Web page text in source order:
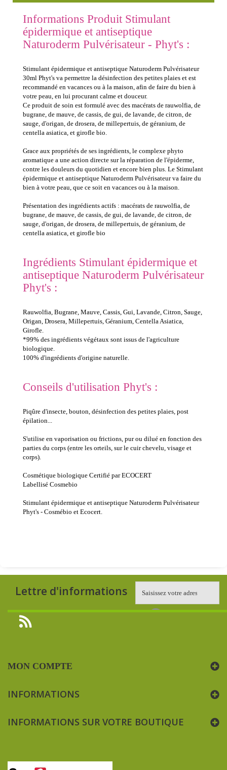
Informations Produit Stimulant
épidermique et antiseptique
Naturoderm Pulvérisateur - Phyt's :
Stimulant épidermique et antiseptique Naturoderm Pulvérisateur
30ml Phyt's va permettre la désinfection des petites plaies et est
recommandé en vacances ou à la maison, afin de faire du bien à
votre peau, en lui procurant calme et douceur.
Ce produit de soin est formulé avec des macérats de rauwolfia, de
bugrane, de mauve, de cassis, de gui, de lavande, de citron, de
sauge, d'origan, de drosera, de millepertuis, de géranium, de
centella asiatica, et girofle bio.
Grace aux propriétés de ses ingrédients, le complexe phyto
aromatique a une action directe sur la réparation de l'épiderme,
contre les douleurs du quotidien et encore bien plus. Le Stimulant
épidermique et antiseptique Naturoderm Pulvérisateur va faire du
bien à votre peau, que ce soit en vacances ou à la maison.
Présentation des ingrédients actifs : macérats de rauwolfia, de
bugrane, de mauve, de cassis, de gui, de lavande, de citron, de
sauge, d'origan, de drosera, de millepertuis, de géranium, de
centella asiatica, et girofle bio
Ingrédients Stimulant épidermique et
antiseptique Naturoderm Pulvérisateur
Phyt's :
Rauwolfia, Bugrane, Mauve, Cassis, Gui, Lavande, Citron, Sauge,
Origan, Drosera, Millepertuis, Géranium, Centella Asiatica,
Girofle.
*99% des ingrédients végétaux sont issus de l'agriculture
biologique.
100% d'ingrédients d'origine naturelle.
Conseils d'utilisation Phyt's :
Piqûre d'insecte, bouton, désinfection des petites plaies, post
épilation...
S'utilise en vaporisation ou frictions, pur ou dilué en fonction des
parties du corps (entre les orteils, sur le cuir chevelu, visage et
corps).
Cosmétique biologique Certifié par ECOCERT
Labellisé Cosmebio
Stimulant épidermique et antiseptique Naturoderm Pulvérisateur
Phyt's - Cosmébio et Ecocert.
Lettre d'informations
MON COMPTE
INFORMATIONS
INFORMATIONS SUR VOTRE BOUTIQUE